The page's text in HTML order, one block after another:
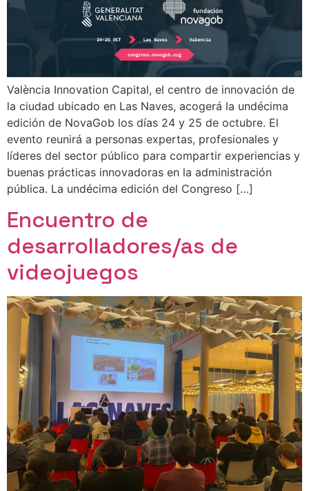
València Innovation Capital, el centro de innovación de
la ciudad ubicado en Las Naves, acogerá la undécima
edición de NovaGob los días 24 y 25 de octubre. El
evento reunirá a personas expertas, profesionales y
líderes del sector público para compartir experiencias y
buenas prácticas innovadoras en la administración
pública. La undécima edición del Congreso […]
Encuentro de
desarrolladores/as de
videojuegos